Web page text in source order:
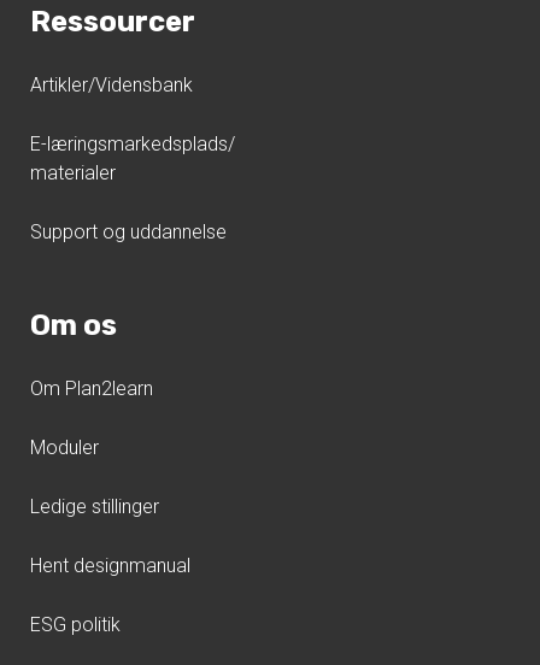
Ressourcer
Artikler/Vidensbank
E-læringsmarkedsplads/
materialer
Support og uddannelse
Om os
Om Plan2learn
Moduler
Ledige stillinger
Hent designmanual
ESG politik